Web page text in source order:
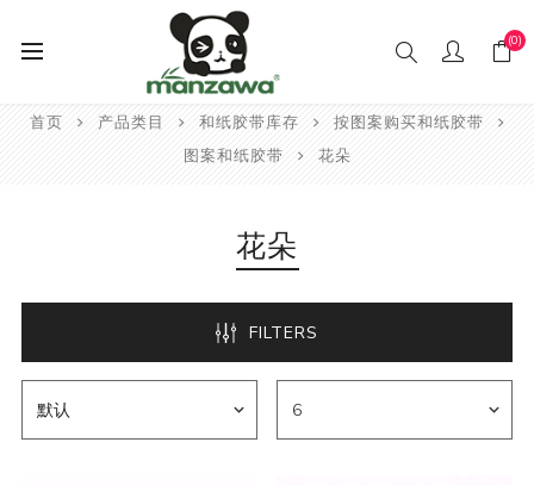
(0)
首页 产品类目 和纸胶带库存
按图案购买和纸胶带
图案和纸胶带
花朵
花朵
FILTERS